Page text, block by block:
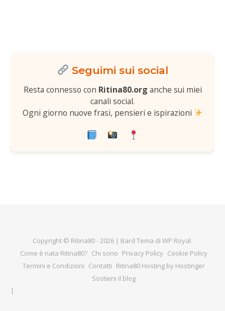
Seguimi sui social
Resta connesso con Ritina80.org anche sui miei
canali social.
Ogni giorno nuove frasi, pensieri e ispirazioni
Copyright © Ritina80 - 2026 | Bard Tema di WP Royal.
Come è nata Ritina80? Chi sono Privacy Policy Cookie Policy
Termini e Condizioni Contatti Ritina80 Hosting by Hostinger
Sostieni il blog